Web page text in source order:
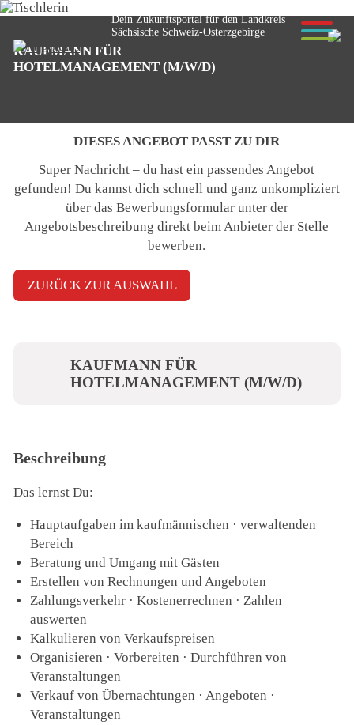
Dein Zukunftsportal für den Landkreis
Sächsische Schweiz-Osterzgebirge
© Anselm - stock.adobe.com
KAUFMANN FÜR
HOTELMANAGEMENT (M/W/D)
DIESES ANGEBOT PASST ZU DIR
Super Nachricht – du hast ein passendes Angebot
gefunden! Du kannst dich schnell und ganz unkompliziert
über das Bewerbungsformular unter der
Angebotsbeschreibungdirekt beim Anbieter der Stelle
bewerben.
ZURÜCK ZUR AUSWAHL
KAUFMANN FÜR
HOTELMANAGEMENT (M/W/D)
Beschreibung
Das lernst Du:
Hauptaufgaben im kaufmännischen · verwaltenden
Bereich
Beratung und Umgang mit Gästen
Erstellen von Rechnungen und Angeboten
Zahlungsverkehr · Kostenerrechnen · Zahlen
auswerten
Kalkulieren von Verkaufspreisen
Organisieren · Vorbereiten · Durchführen von
Veranstaltungen
Verkauf von Übernachtungen · Angeboten ·
Veranstaltungen